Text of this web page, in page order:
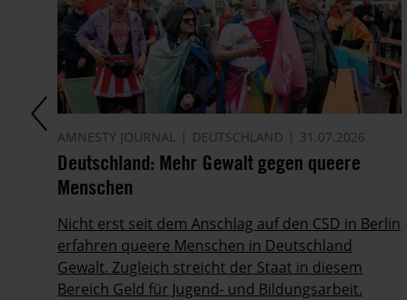
AMNESTY JOURNAL DEUTSCHLAND 31.07.2026
Deutschland: Mehr Gewalt gegen queere
Menschen
Nicht erst seit dem Anschlag auf den CSD in Berlin
erfahren queere Menschen in Deutschland
Gewalt. Zugleich streicht der Staat in diesem
Bereich Geld für Jugend- und Bildungsarbeit.